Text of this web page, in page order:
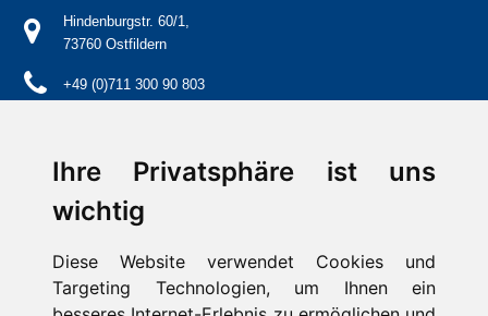
Ihre Privatsphäre ist uns
wichtig
Diese Website verwendet Cookies und
Targeting Technologien, um Ihnen ein
Hindenburgstr. 60/1,
73760 Ostfildern
+49 (0)711 300 90 803
Kontakt
Impressum
Aktuelles / Presse